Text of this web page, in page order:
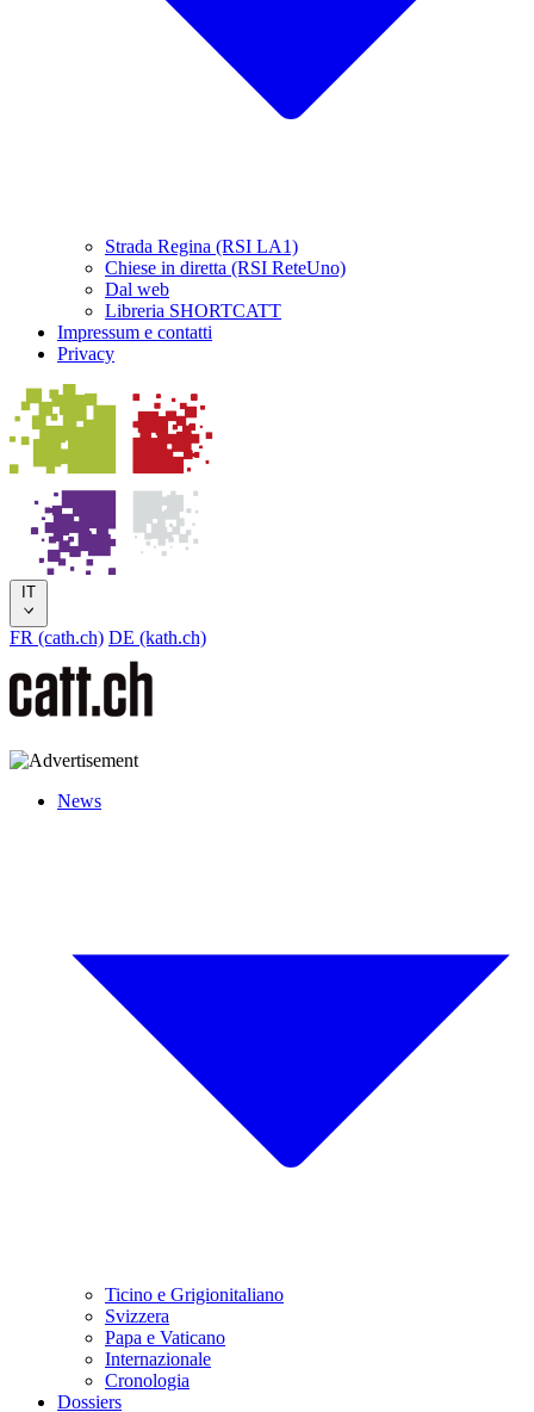
Strada Regina (RSI LA1)
Chiese in diretta (RSI ReteUno)
Dal web
Libreria SHORTCATT
Impressum e contatti
Privacy
IT
FR (cath.ch) DE (kath.ch)
News
Ticino e Grigionitaliano
Svizzera
Papa e Vaticano
Internazionale
Cronologia
Dossiers